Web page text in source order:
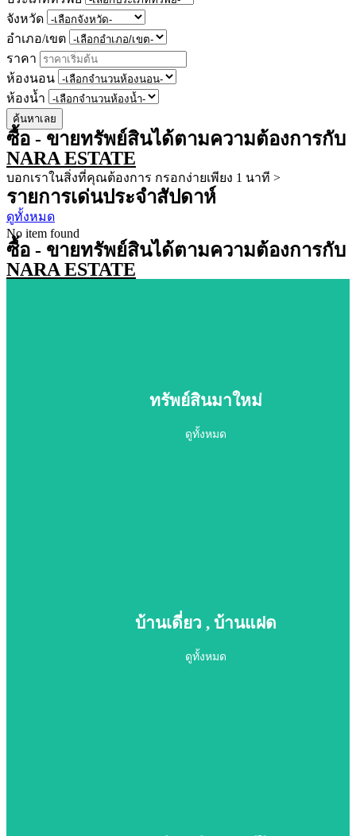
จังหวัด
อำเภอ/เขต
ราคา
ห้องนอน
ห้องน้ำ
ค้นหาเลย
ซื้อ - ขายทรัพย์สินได้ตามความต้องการกับ
NARA ESTATE
บอกเราในสิ่งที่คุณต้องการ กรอกง่ายเพียง 1 นาที >
รายการเด่นประจำสัปดาห์
ดูทั้งหมด
No item found
ซื้อ - ขายทรัพย์สินได้ตามความต้องการกับ
NARA ESTATE
ทรัพย์สินมาใหม่
ดูทั้งหมด
ทรัพย์สินมาใหม่
ดูทั้งหมด
บ้านเดี่ยว , บ้านแฝด
ดูทั้งหมด